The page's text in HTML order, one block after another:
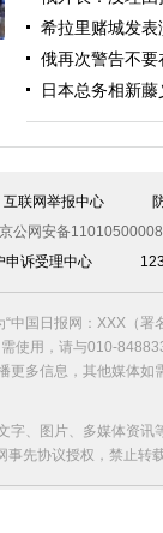
希拉里赌城发
俄再次警告不
日本总务相新
互联网举报中心
京公网安备
申诉受理中心
中国日报网：XXX（
使用，请与010-
更多信息，其他媒体
字、图片、多媒体资
事先协议授权，禁止转